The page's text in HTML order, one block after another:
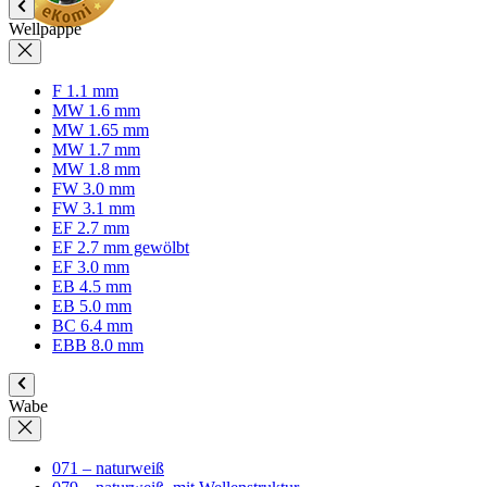
Wellpappe
F 1.1 mm
MW 1.6 mm
MW 1.65 mm
MW 1.7 mm
MW 1.8 mm
FW 3.0 mm
FW 3.1 mm
EF 2.7 mm
EF 2.7 mm gewölbt
EF 3.0 mm
EB 4.5 mm
EB 5.0 mm
BC 6.4 mm
EBB 8.0 mm
Wabe
071 – naturweiß